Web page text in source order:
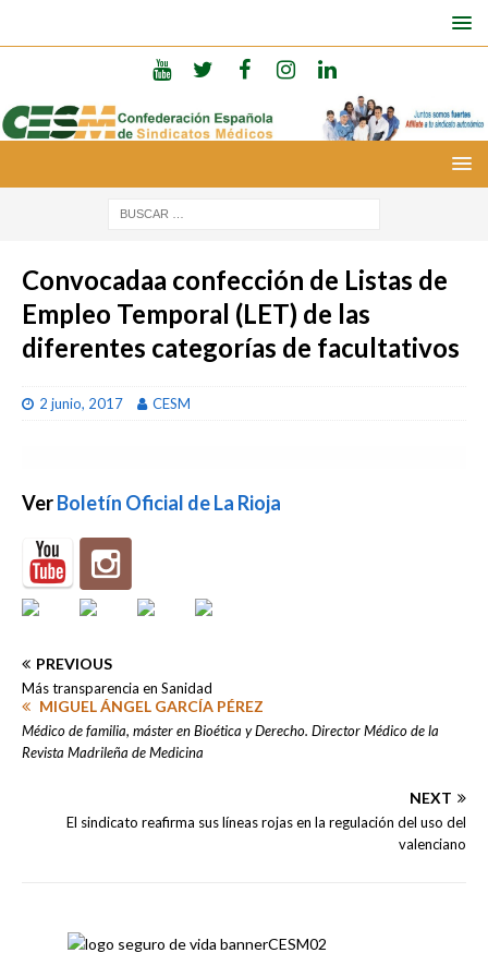
Convocadaa confección de Listas de
Empleo Temporal (LET) de las
diferentes categorías de facultativos
2 junio, 2017 CESM
VerBoletín Oficial de La Rioja
PREVIOUS
Más transparencia en Sanidad
MIGUEL ÁNGEL GARCÍA PÉREZ
Médico de familia, máster en Bioética y Derecho. Director Médico de la
Revista Madrileña de Medicina
NEXT
El sindicato reafirma sus líneas rojas en la regulación del uso del
valenciano